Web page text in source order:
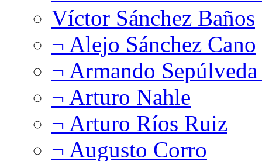
Víctor Sánchez Baños
¬ Alejo Sánchez Cano
¬ Armando
¬ Arturo Nahle
¬ Arturo Ríos Ruiz
¬ Augusto Corro